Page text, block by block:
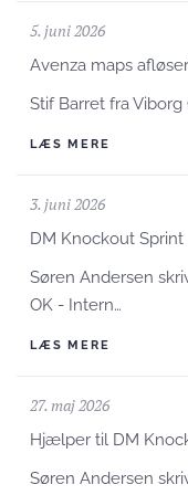
5. juni 2026
Avenza maps
Stif Barret fra
LÆS MERE
3. juni 2026
DM Knockout
Søren Andersen
OK - Intern…
LÆS MERE
27. maj 2026
Hjælper til DM
Søren Andersen